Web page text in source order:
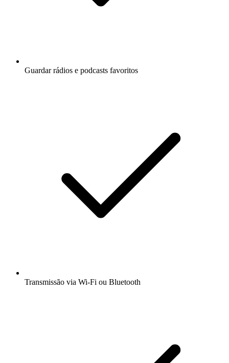
Guardar rádios e podcasts favoritos
Transmissão via Wi-Fi ou Bluetooth